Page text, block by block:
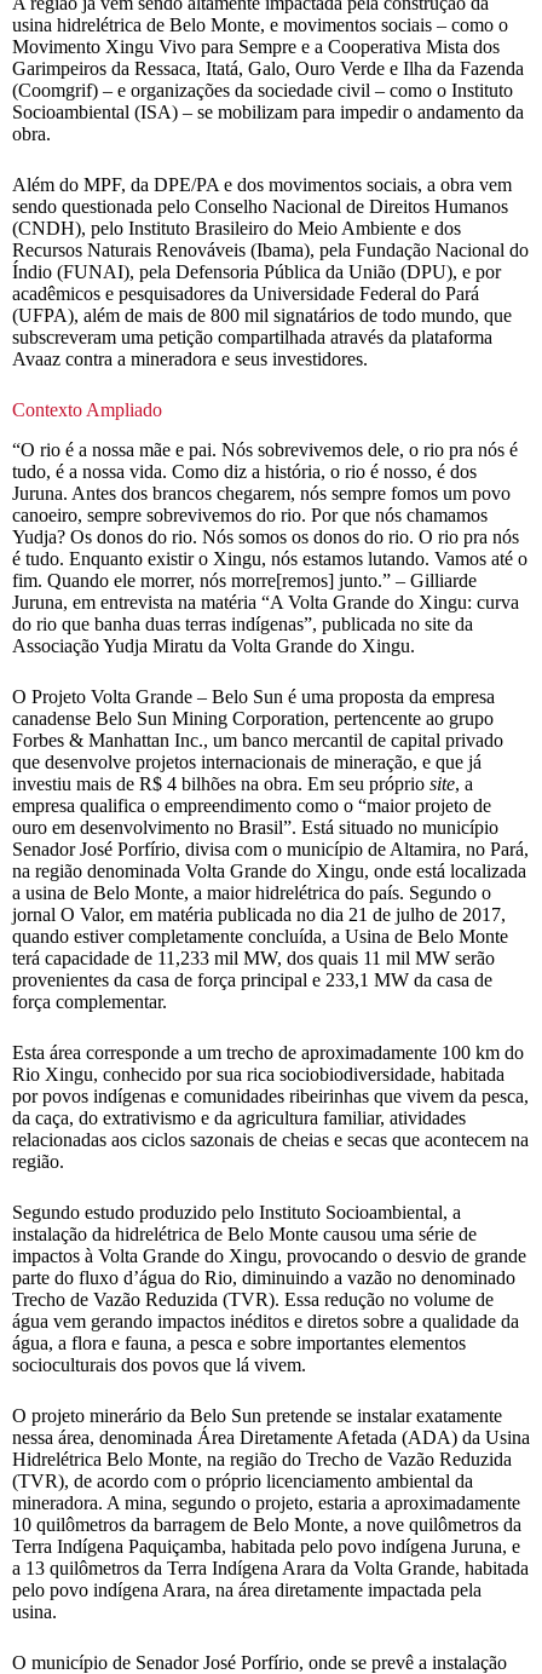
usina hidrelétrica de Belo Monte, e movimentos sociais – como o
Movimento Xingu Vivo para Sempre e a Cooperativa Mista dos
Garimpeiros da Ressaca, Itatá, Galo, Ouro Verde e Ilha da Fazenda
(Coomgrif) – e organizações da sociedade civil – como o Instituto
Socioambiental (ISA) – se mobilizam para impedir o andamento da
obra.
Além do MPF, da DPE/PA e dos movimentos sociais, a obra vem
sendo questionada pelo Conselho Nacional de Direitos Humanos
(CNDH), pelo Instituto Brasileiro do Meio Ambiente e dos
Recursos Naturais Renováveis (Ibama), pela Fundação Nacional do
Índio (FUNAI), pela Defensoria Pública da União (DPU), e por
acadêmicos e pesquisadores da Universidade Federal do Pará
(UFPA), além de mais de 800 mil signatários de todo mundo, que
subscreveram uma petição compartilhada através da plataforma
Avaaz contra a mineradora e seus investidores.
Contexto Ampliado
“O rio é a nossa mãe e pai. Nós sobrevivemos dele, o rio pra nós é
tudo, é a nossa vida. Como diz a história, o rio é nosso, é dos
Juruna. Antes dos brancos chegarem, nós sempre fomos um povo
canoeiro, sempre sobrevivemos do rio. Por que nós chamamos
Yudja? Os donos do rio. Nós somos os donos do rio. O rio pra nós
é tudo. Enquanto existir o Xingu, nós estamos lutando. Vamos até o
fim. Quando ele morrer, nós morre[remos] junto.” – Gilliarde
Juruna, em entrevista na matéria “A Volta Grande do Xingu: curva
do rio que banha duas terras indígenas”, publicada no site da
Associação Yudja Miratu da Volta Grande do Xingu.
O Projeto Volta Grande – Belo Sun é uma proposta da empresa
canadense Belo Sun Mining Corporation, pertencente ao grupo
Forbes & Manhattan Inc., um banco mercantil de capital privado
que desenvolve projetos internacionais de mineração, e que já
investiu mais de R$ 4 bilhões na obra. Em seu próprio site, a
empresa qualifica o empreendimento como o “maior projeto de
ouro em desenvolvimento no Brasil”. Está situado no município
Senador José Porfírio, divisa com o município de Altamira, no Pará,
na região denominada Volta Grande do Xingu, onde está localizada
a usina de Belo Monte, a maior hidrelétrica do país. Segundo o
jornal O Valor, em matéria publicada no dia 21 de julho de 2017,
quando estiver completamente concluída, a Usina de Belo Monte
terá capacidade de 11,233 mil MW, dos quais 11 mil MW serão
provenientes da casa de força principal e 233,1 MW da casa de
força complementar.
Esta área corresponde a um trecho de aproximadamente 100 km do
Rio Xingu, conhecido por sua rica sociobiodiversidade, habitada
por povos indígenas e comunidades ribeirinhas que vivem da pesca,
da caça, do extrativismo e da agricultura familiar, atividades
relacionadas aos ciclos sazonais de cheias e secas que acontecem na
região.
Segundo estudo produzido pelo Instituto Socioambiental, a
instalação da hidrelétrica de Belo Monte causou uma série de
impactos à Volta Grande do Xingu, provocando o desvio de grande
parte do fluxo d’água do Rio, diminuindo a vazão no denominado
Trecho de Vazão Reduzida (TVR). Essa redução no volume de
água vem gerando impactos inéditos e diretos sobre a qualidade da
água, a flora e fauna, a pesca e sobre importantes elementos
socioculturais dos povos que lá vivem.
O projeto minerário da Belo Sun pretende se instalar exatamente
nessa área, denominada Área Diretamente Afetada (ADA) da Usina
Hidrelétrica Belo Monte, na região do Trecho de Vazão Reduzida
(TVR), de acordo com o próprio licenciamento ambiental da
mineradora. A mina, segundo o projeto, estaria a aproximadamente
10 quilômetros da barragem de Belo Monte, a nove quilômetros da
Terra Indígena Paquiçamba, habitada pelo povo indígena Juruna, e
a 13 quilômetros da Terra Indígena Arara da Volta Grande, habitada
pelo povo indígena Arara, na área diretamente impactada pela
usina.
O município de Senador José Porfírio, onde se prevê a instalação